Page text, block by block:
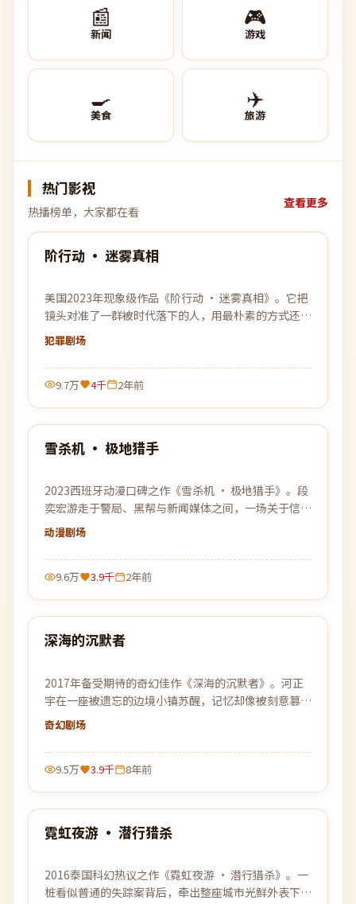
📰
新闻
🎮
游戏
🍳
美食
✈️
旅游
热门影视
热播榜单，大家都在看
查看更多
热门
99:22
阶行动 · 迷雾真相
美国2023年现象级作品《阶行动 · 迷雾真相》。它把
镜头对准了一群被时代落下的人，用最朴素的方式还原
了他们最不平凡的日常。
犯罪剧场
9.7万 4千 2年前
热门
雪杀机 · 极地猎手
2023西班牙动漫口碑之作《雪杀机 · 极地猎手》。段
奕宏游走于警局、黑帮与新闻媒体之间，一场关于信任
与背叛的猫鼠游戏即将上演。
动漫剧场
9.6万 3.9千 2年前
热门
99:47
深海的沉默者
2017年备受期待的奇幻佳作《深海的沉默者》。河正
宇在一座被遗忘的边境小镇苏醒，记忆却像被刻意篡
改，唯一线索是一张被烧毁的车票。
奇幻剧场
9.5万 3.9千 8年前
热门
99:50
霓虹夜游 · 潜行猎杀
2016泰国科幻热议之作《霓虹夜游 · 潜行猎杀》。一
桩看似普通的失踪案背后，牵出整座城市光鲜外表下的